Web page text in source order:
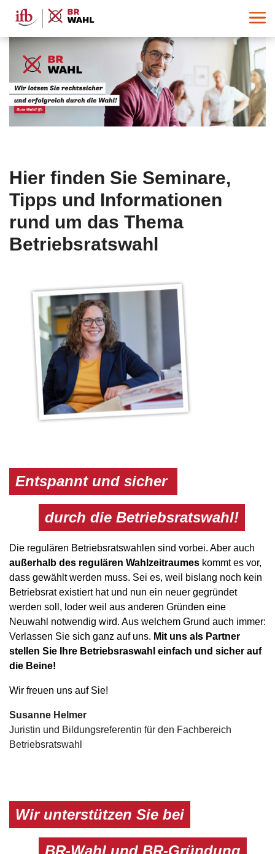
Hier finden Sie Seminare,
Tipps und Informationen
rund um das Thema
Betriebsratswahl
Entspannt und sicher
durch die Betriebsratswahl!
Die regulären Betriebsratswahlen sind vorbei. Aber auch
außerhalb des regulären Wahlzeitraumes kommt es vor,
dass gewählt werden muss. Sei es, weil bislang noch kein
Betriebsrat existiert hat und nun ein neuer gegründet
werden soll, loder weil aus anderen Gründen eine
Neuwahl notwendig wird. Aus welchem Grund auch immer:
Verlassen Sie sich ganz auf uns. Mit uns als Partner
stellen Sie Ihre Betriebsraswahl einfach und sicher auf
die Beine!
Wir freuen uns auf Sie!
Susanne Helmer
Juristin und Bildungsreferentin für den Fachbereich
Betriebsratswahl
Wir unterstützen Sie bei